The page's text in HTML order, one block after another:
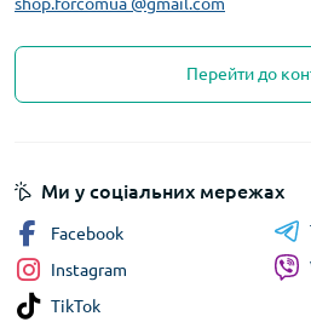
Перейти до
Ми у соціальних мережах
Facebook
Instagram
TikTok